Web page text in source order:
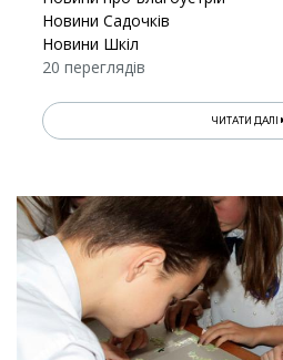
Новини Садочків
Новини Шкіл
20 переглядів
ЧИТАТИ ДАЛІ